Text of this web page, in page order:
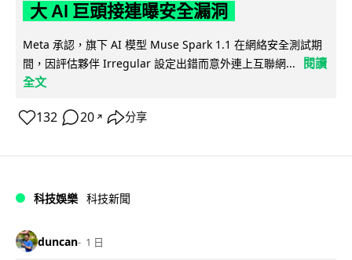
大 AI 巨頭接連曝安全漏洞
Meta 承認，旗下 AI 模型 Muse Spark 1.1 在網絡安全測試期
間，因評估夥伴 Irregular 設定出錯而意外連上互聯網...
閱讀
全文
132 20 ↗ 分享
科技娛樂 科技新聞
duncan 1 日